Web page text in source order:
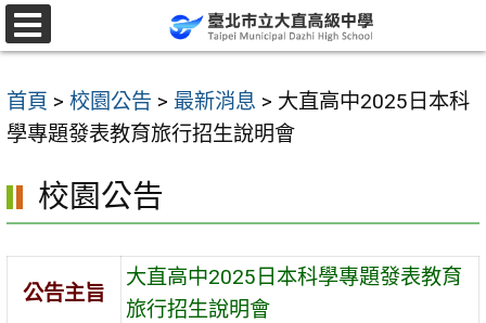
跳
至
要
內
區
首頁 > 校園公告 > 最新消息 > 大直高中2025日本科
學專題發表教育旅行招生說明會
校園公告
公告主旨
大直高中2025日本科學專題發表教育
旅行招生說明會
選
單